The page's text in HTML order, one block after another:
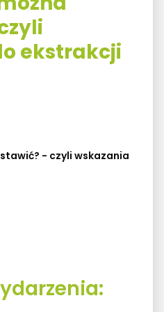
ekstrakcji
- czyli wskazania